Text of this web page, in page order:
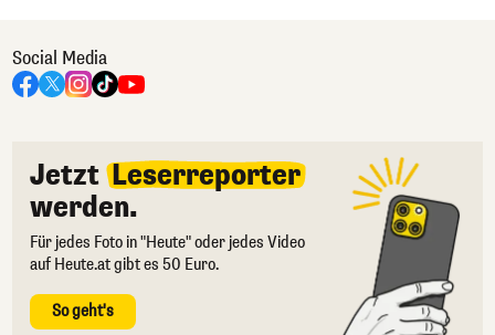
Social Media
Jetzt Leserreporter
werden.
Für jedes Foto in "Heute" oder jedes Video
auf Heute.at gibt es 50 Euro.
So geht's